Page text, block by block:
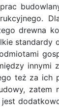
drewna
innymi
też za